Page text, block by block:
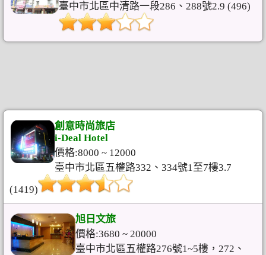
臺中市北區中清路一段286、288號2.9 (496)
創意時尚旅店
i-Deal Hotel
價格:8000 ~ 12000
臺中市北區五權路332、334號1至7樓3.7
(1419)
旭日文旅
價格:3680 ~ 20000
臺中市北區五權路276號1~5樓，272、